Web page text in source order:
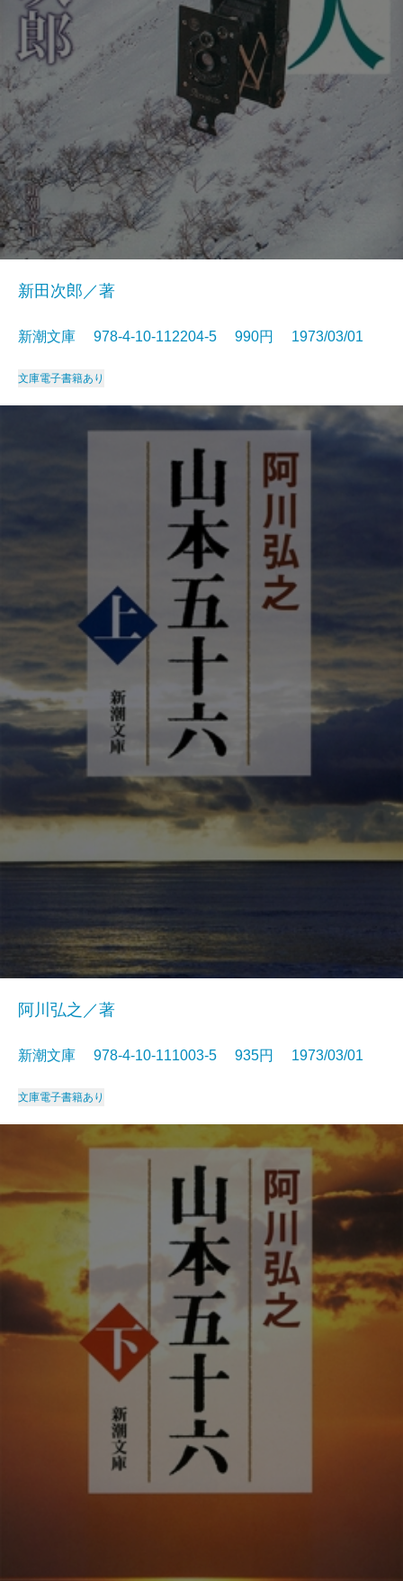
新田次郎／著
新潮文庫 978-4-10-112204-5 990円 1973/03/01
文庫電子書籍あり
阿川弘之／著
新潮文庫 978-4-10-111003-5 935円 1973/03/01
文庫電子書籍あり